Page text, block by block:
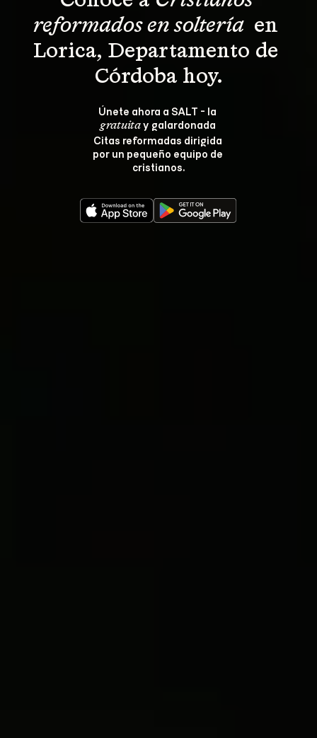
reformados en soltería en
Lorica, Departamento de
Córdoba hoy.
Únete ahora a SALT - la
gratuita y galardonada
Citas reformadas dirigida
por un pequeño equipo de
cristianos.